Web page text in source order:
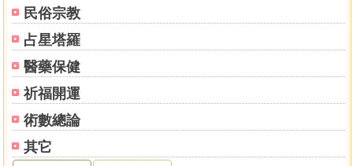
民俗宗教
占星塔羅
醫藥保健
祈福開運
術數總論
其它